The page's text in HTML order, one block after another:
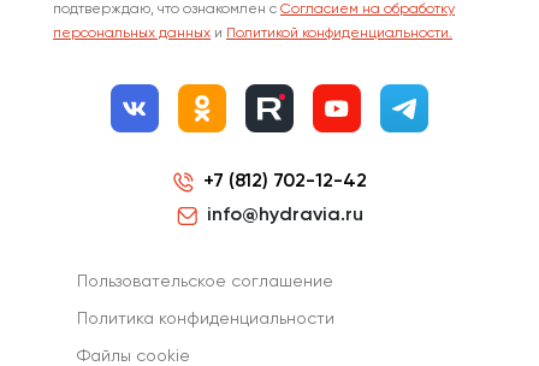
подтверждаю, что ознакомлен с Согласием на обработку
персональных данных и Политикой конфиденциальности.
+7 (812) 702-12-42
info@hydravia.ru
Пользовательское соглашение
Политика конфиденциальности
Файлы cookie